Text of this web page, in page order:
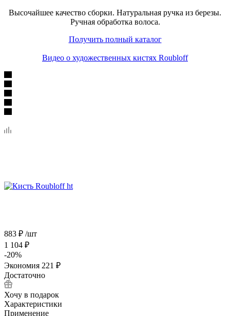
Высочайшее качество сборки. Натуральная ручка из березы.
Ручная обработка волоса.
Получить полный каталог
Видео о художественных кистях Roubloff
883 ₽ /шт
1 104 ₽
-20%
Экономия 221 ₽
Достаточно
Хочу в подарок
Характеристики
Применение